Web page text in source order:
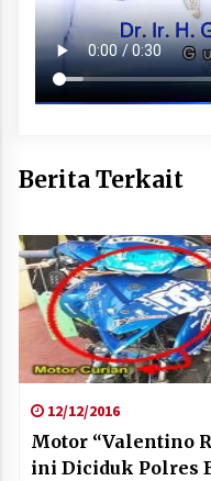
Berita Terkait
12/12/2016
Motor “Valentino
ini Diciduk Polres